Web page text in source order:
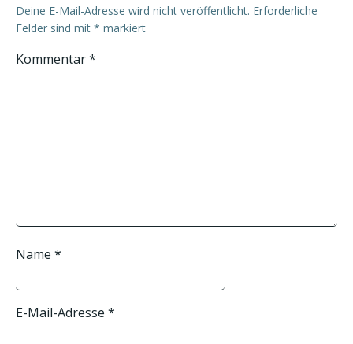
Deine E-Mail-Adresse wird nicht veröffentlicht. Erforderliche
Felder sind mit * markiert
Kommentar*
Name *
E-Mail-Adresse *